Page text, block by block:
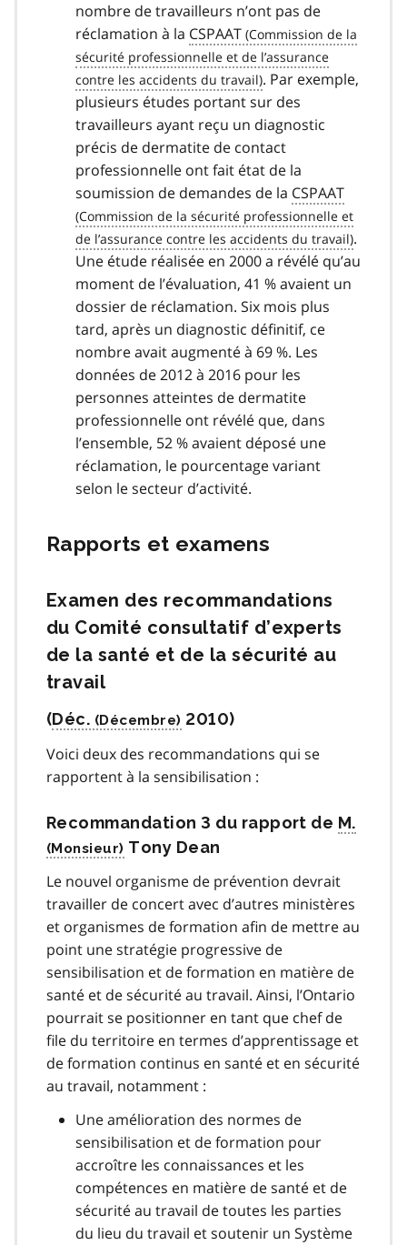
nombre de travailleurs n’ont pas de
réclamation à la CSPAAT
. Par exemple,
plusieurs études portant sur des
travailleurs ayant reçu un diagnostic
précis de dermatite de contact
professionnelle ont fait état de la
soumission de demandes de la CSPAAT
.
Une étude réalisée en 2000 a révélé qu’au
moment de l’évaluation, 41 % avaient un
dossier de réclamation. Six mois plus
tard, après un diagnostic définitif, ce
nombre avait augmenté à 69 %. Les
données de 2012 à 2016 pour les
personnes atteintes de dermatite
professionnelle ont révélé que, dans
l’ensemble, 52 % avaient déposé une
réclamation, le pourcentage variant
selon le secteur d’activité.
Rapports et examens
Examen des recommandations
du Comité consultatif d’experts
de la santé et de la sécurité au
travail
(Déc. 2010)
Voici deux des recommandations qui se
rapportent à la sensibilisation :
Recommandation 3 du rapport de M.
Tony Dean
Le nouvel organisme de prévention devrait
travailler de concert avec d’autres ministères
et organismes de formation afin de mettre au
point une stratégie progressive de
sensibilisation et de formation en matière de
santé et de sécurité au travail. Ainsi, l’Ontario
pourrait se positionner en tant que chef de
file du territoire en termes d’apprentissage et
de formation continus en santé et en sécurité
au travail, notamment :
Une amélioration des normes de
sensibilisation et de formation pour
accroître les connaissances et les
compétences en matière de santé et de
sécurité au travail de toutes les parties
du lieu du travail et soutenir un Système